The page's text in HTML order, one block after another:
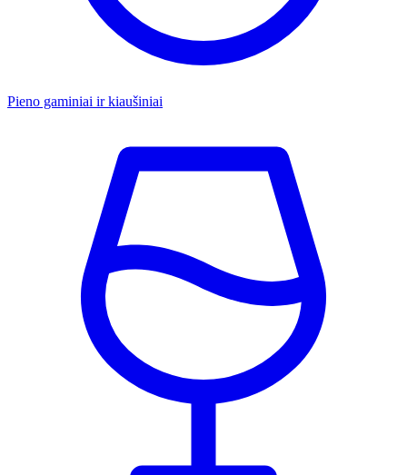
Pieno gaminiai ir kiaušiniai